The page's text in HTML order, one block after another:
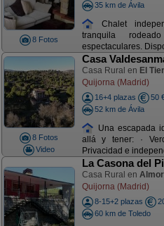
8 Fotos
35 km de Ávila
Chalet
tranquila
espectaculares.
8 Fotos
Video
Casa
Casa Rural en El
Quijorna (Madrid)
16+4 plazas
50
52 km de Ávila
Una escapada
allá y tener: ·
Privacidad e
La Casona del
Casa Rural en
Quijorna (Madrid)
8-15+2 plazas
60 km de Toledo